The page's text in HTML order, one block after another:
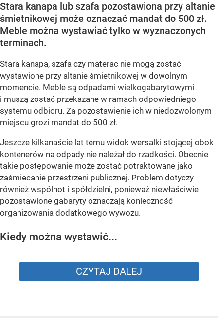
Stara kanapa lub szafa pozostawiona przy altanie
śmietnikowej może oznaczać mandat do 500 zł.
Meble można wystawiać tylko w wyznaczonych
terminach.
Stara kanapa, szafa czy materac nie mogą zostać
wystawione przy altanie śmietnikowej w dowolnym
momencie. Meble są odpadami wielkogabarytowymi
i muszą zostać przekazane w ramach odpowiedniego
systemu odbioru. Za pozostawienie ich w niedozwolonym
miejscu grozi mandat do 500 zł.
Jeszcze kilkanaście lat temu widok wersalki stojącej obok
kontenerów na odpady nie należał do rzadkości. Obecnie
takie postępowanie może zostać potraktowane jako
zaśmiecanie przestrzeni publicznej. Problem dotyczy
również wspólnot i spółdzielni, ponieważ niewłaściwie
pozostawione gabaryty oznaczają konieczność
organizowania dodatkowego wywozu.
Kiedy można wystawić...
CZYTAJ DALEJ